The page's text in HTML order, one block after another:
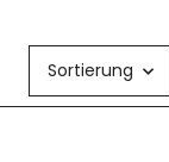
Sortierung